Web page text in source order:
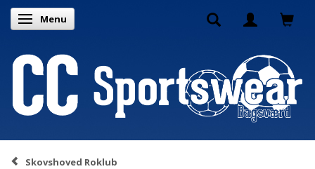
Toggle navigation
Menu
Skovshoved Roklub